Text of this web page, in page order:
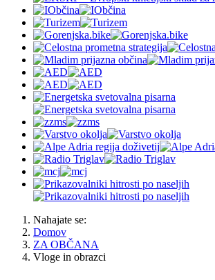
Nahajate se:
Domov
ZA OBČANA
Vloge in obrazci